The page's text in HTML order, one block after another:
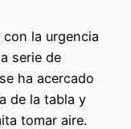
la urgencia
serie de
ha acercado
de la tabla y
tomar aire.